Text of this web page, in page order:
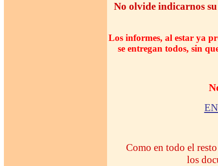
No olvide indicarnos
Los informes, al estar ya
se entregan todos, sin
Como en todo el
los